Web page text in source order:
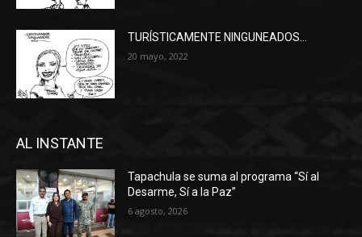
TURÍSTICAMENTE NINGUNEADOS…
20 mayo, 2022
AL INSTANTE
Tapachula se suma al programa “Sí al
Desarme, Sí a la Paz”
6 agosto, 2026